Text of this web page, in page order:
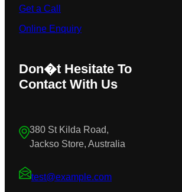
Get a Call
Online Enquiry
Don�t Hesitate To
Contact With Us
380 St Kilda Road,
Jackso Store, Australia
test@example.com